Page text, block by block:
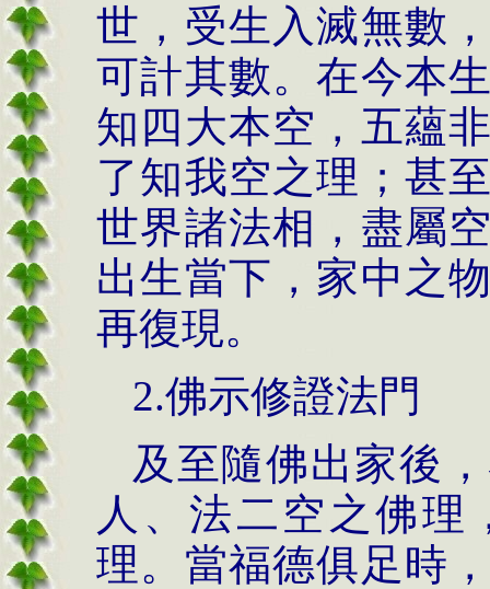
世，受生入滅無數
可計其數。在今本
知四大本空，五蘊
了知我空之理；甚
世界諸法相，盡屬
出生當下，家中之
再復現。
2.佛示修證法門
及至隨佛出家後
人、法二空之佛理
理。當福德俱足時